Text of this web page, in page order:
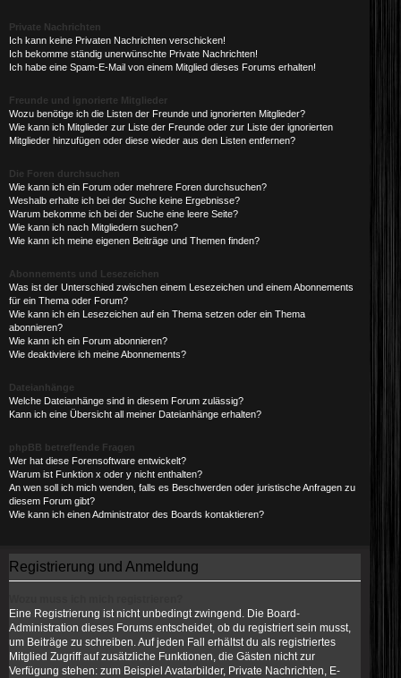
Private Nachrichten
Ich kann keine Privaten Nachrichten verschicken!
Ich bekomme ständig unerwünschte Private Nachrichten!
Ich habe eine Spam-E-Mail von einem Mitglied dieses Forums erhalten!
Freunde und ignorierte Mitglieder
Wozu benötige ich die Listen der Freunde und ignorierten Mitglieder?
Wie kann ich Mitglieder zur Liste der Freunde oder zur Liste der ignorierten
Mitglieder hinzufügen oder diese wieder aus den Listen entfernen?
Die Foren durchsuchen
Wie kann ich ein Forum oder mehrere Foren durchsuchen?
Weshalb erhalte ich bei der Suche keine Ergebnisse?
Warum bekomme ich bei der Suche eine leere Seite?
Wie kann ich nach Mitgliedern suchen?
Wie kann ich meine eigenen Beiträge und Themen finden?
Abonnements und Lesezeichen
Was ist der Unterschied zwischen einem Lesezeichen und einem Abonnements
für ein Thema oder Forum?
Wie kann ich ein Lesezeichen auf ein Thema setzen oder ein Thema
abonnieren?
Wie kann ich ein Forum abonnieren?
Wie deaktiviere ich meine Abonnements?
Dateianhänge
Welche Dateianhänge sind in diesem Forum zulässig?
Kann ich eine Übersicht all meiner Dateianhänge erhalten?
phpBB betreffende Fragen
Wer hat diese Forensoftware entwickelt?
Warum ist Funktion x oder y nicht enthalten?
An wen soll ich mich wenden, falls es Beschwerden oder juristische Anfragen zu
diesem Forum gibt?
Wie kann ich einen Administrator des Boards kontaktieren?
Registrierung und Anmeldung
Eine Registrierung ist nicht unbedingt zwingend. Die Board-
Administration dieses Forums entscheidet, ob du registriert sein musst,
um Beiträge zu schreiben. Auf jeden Fall erhältst du als registriertes
Mitglied Zugriff auf zusätzliche Funktionen, die Gästen nicht zur
Verfügung stehen: zum Beispiel Avatarbilder, Private Nachrichten, E-